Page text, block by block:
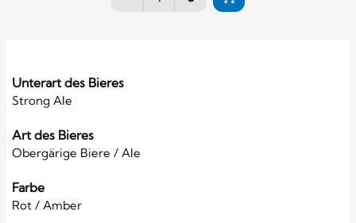
Unterart des Bieres
Strong Ale
Art des Bieres
Obergärige Biere / Ale
Farbe
Rot / Amber